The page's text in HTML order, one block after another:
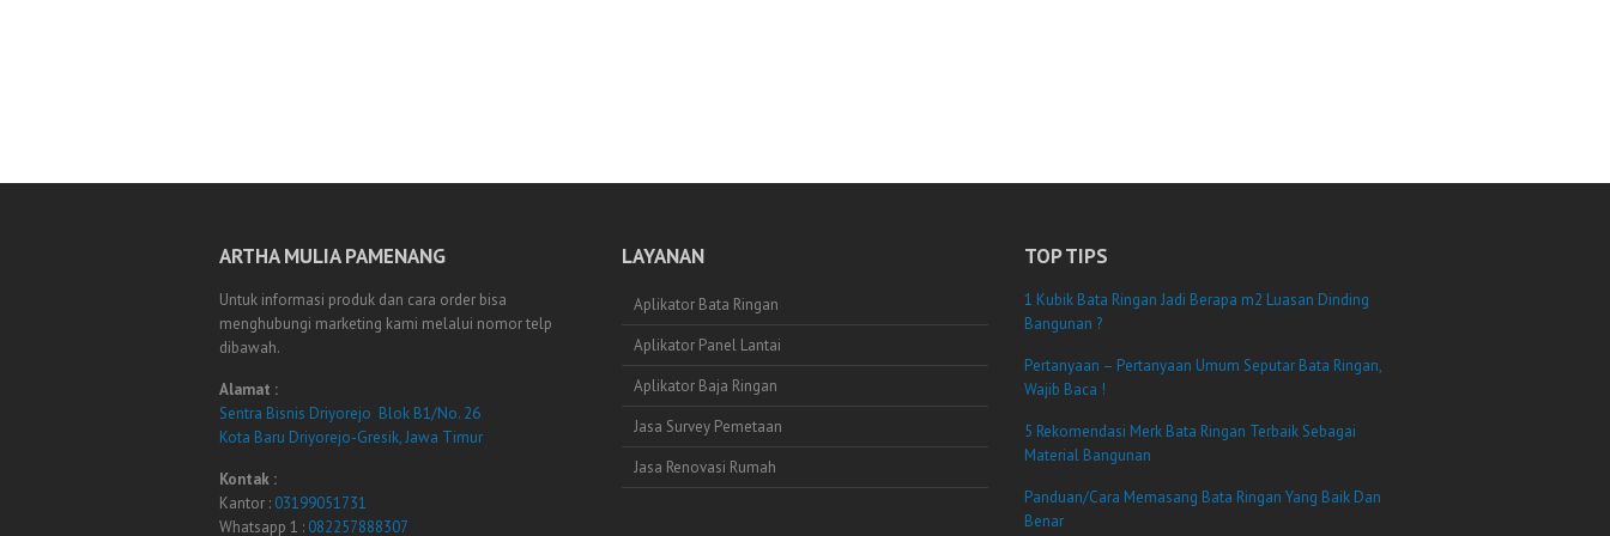
ARTHA MULIA PAMENANG
Untuk informasi produk dan cara order bisa
menghubungi marketing kami melalui nomor telp
dibawah.
Alamat :
Sentra Bisnis Driyorejo Blok B1/No. 26
Kota Baru Driyorejo-Gresik, Jawa Timur
Kontak :
Kantor : 03199051731
Whatsapp 1 : 082257888307
LAYANAN
Aplikator Bata Ringan
Aplikator Panel Lantai
Aplikator Baja Ringan
Jasa Survey Pemetaan
Jasa Renovasi Rumah
TOP TIPS
1 Kubik Bata Ringan Jadi Berapa m2 Luasan Dinding
Bangunan ?
Pertanyaan – Pertanyaan Umum Seputar Bata Ringan,
Wajib Baca !
5 Rekomendasi Merk Bata Ringan Terbaik Sebagai
Material Bangunan
Panduan/Cara Memasang Bata Ringan Yang Baik Dan
Benar